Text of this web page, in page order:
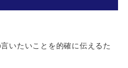
いたいことを的確に伝えるた